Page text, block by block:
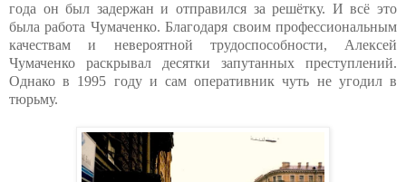
года он был задержан и отправился за решётку. И всё это
была работа Чумаченко. Благодаря своим профессиональным
качествам и невероятной трудоспособности, Алексей
Чумаченко раскрывал десятки запутанных преступлений.
Однако в 1995 году и сам оперативник чуть не угодил в
тюрьму.